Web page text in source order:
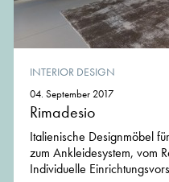
INTERIOR DESIGN
04. September 2017
Rimadesio
Italienische Designmöbel
zum Ankleidesystem, vom
Individuelle